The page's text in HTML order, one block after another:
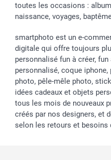
toutes les occasions :
naissance, voyages,
smartphoto est un e-
digitale qui offre toujours
personnalisé fun à créer,
personnalisé, coque
photo, pêle-mêle photo,
idées cadeaux et objets
tous les mois de nouveaux
créés par nos designers, et
selon les retours et besoins